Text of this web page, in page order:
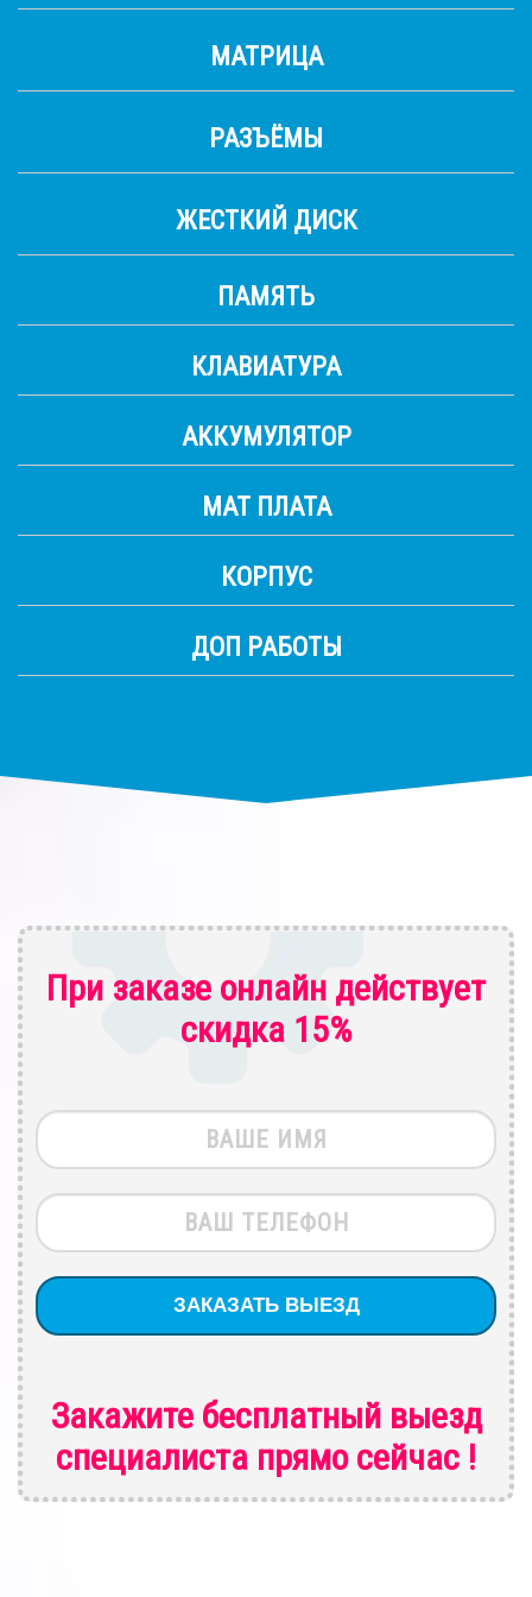
МАТРИЦА
РАЗЪЁМЫ
ЖЕСТКИЙ ДИСК
ПАМЯТЬ
КЛАВИАТУРА
АККУМУЛЯТОР
МАТ ПЛАТА
КОРПУС
ДОП РАБОТЫ
При заказе онлайн действует
скидка 15%
Закажите бесплатный выезд
специалиста прямо сейчас !